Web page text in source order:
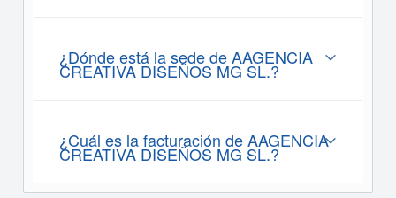
¿Dónde está la sede de AAGENCIA
CREATIVA DISEÑOS MG SL.?
¿Cuál es la facturación de AAGENCIA
CREATIVA DISEÑOS MG SL.?